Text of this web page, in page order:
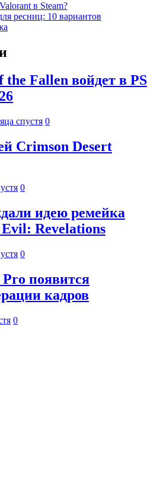
в Steam?
ресниц: 10 вариантов
Fallen войдет в PS
спустя 0
Crimson Desert
0
идею ремейка
Revelations
0
появится
кадров
0